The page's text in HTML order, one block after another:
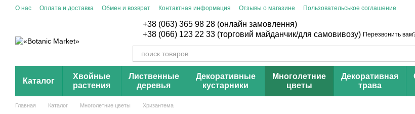
Перейти к основному контенту
О нас Оплата и доставка Обмен и возврат Контактная информация Отзывы о магазине Пользовательськое соглашение
+38 (063) 365 98 28 (онлайн замовлення)
+38 (066) 123 22 33 (торговий майданчик/для самовивозу) Перезвонить
Каталог
Хвойные
растения
Лиственные
деревья
Декоративные
кустарники
Многолетние
цветы
Декоративная
трава
Главная Каталог Многолетние цветы Хризантема